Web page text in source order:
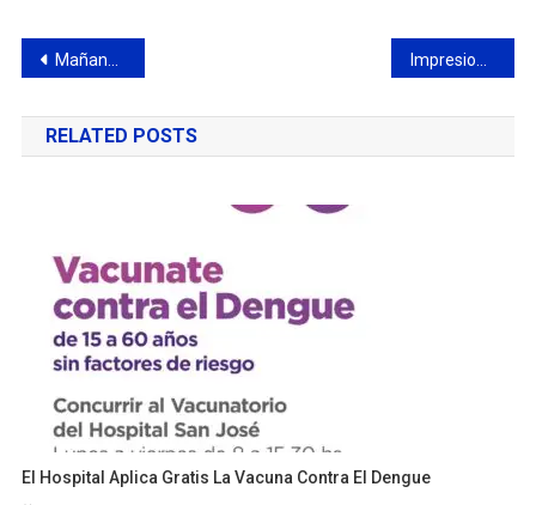
Navegación
de
entradas
Mañana los Reyes Magos llenarán de magia e ilusión la Costanera Impresionante vuelco en ruta Panamericana Km 74: afortunadamente no hubo heridos
RELATED POSTS
El Hospital Aplica Gratis La Vacuna Contra El Dengue